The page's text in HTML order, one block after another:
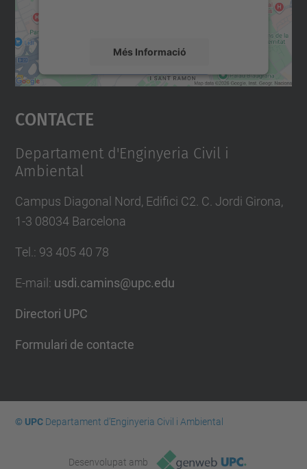
Més Informació
Accepta
powered by
Contacte
Departament d'Enginyeria Civil i
Ambiental
Campus Diagonal Nord, Edifici C2. C. Jordi Girona,
1-3 08034 Barcelona
Tel. : 93 405 40 78
E-mail: usdi.camins@upc.edu
Directori UPC
Formulari de contacte
© UPCDepartament d’Enginyeria Civil i Ambiental
Desenvolupat amb